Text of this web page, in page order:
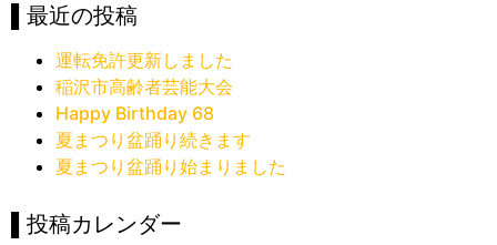
▌最近の投稿
運転免許更新しました
稲沢市高齢者芸能大会
Happy Birthday 68
夏まつり盆踊り続きます
夏まつり盆踊り始まりました
▌投稿カレンダー